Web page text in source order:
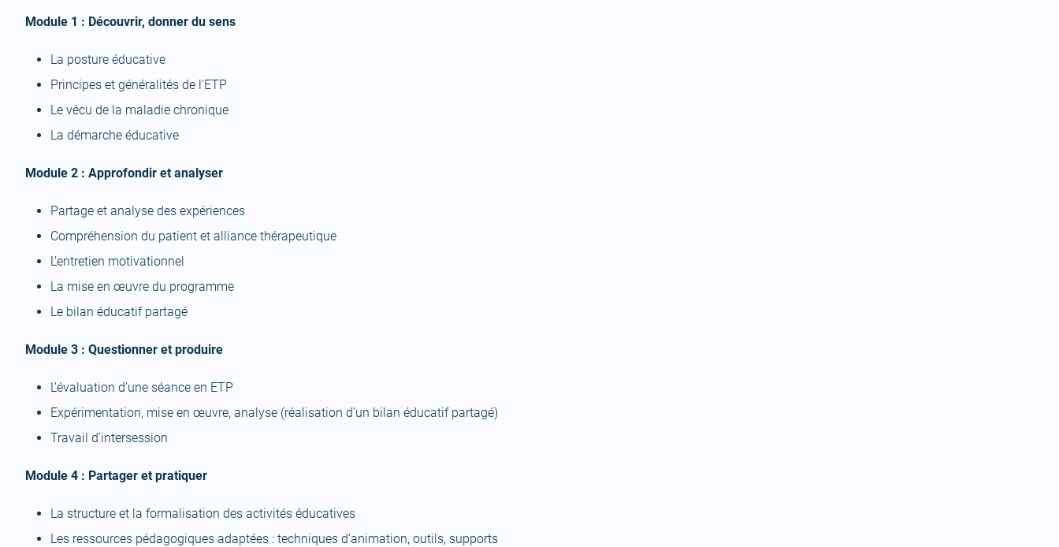
Module 1 : Découvrir, donner du sens
La posture éducative
Principes et généralités de l’ETP
Le vécu de la maladie chronique
La démarche éducative
Module 2 : Approfondir et analyser
Partage et analyse des expériences
Compréhension du patient et alliance thérapeutique
L’entretien motivationnel
La mise en œuvre du programme
Le bilan éducatif partagé
Module 3 : Questionner et produire
L’évaluation d’une séance en ETP
Expérimentation, mise en œuvre, analyse (réalisation d’un bilan éducatif partagé)
Travail d’intersession
Module 4 : Partager et pratiquer
La structure et la formalisation des activités éducatives
Les ressources pédagogiques adaptées : techniques d’animation, outils, supports